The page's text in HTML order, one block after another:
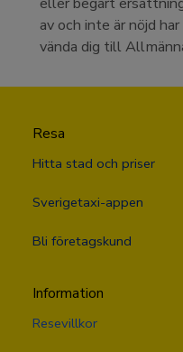
av och inte är nöjd
vända dig till
Resa
Hitta stad och priser
Sverigetaxi-appen
Bli företagskund
Information
Resevillkor